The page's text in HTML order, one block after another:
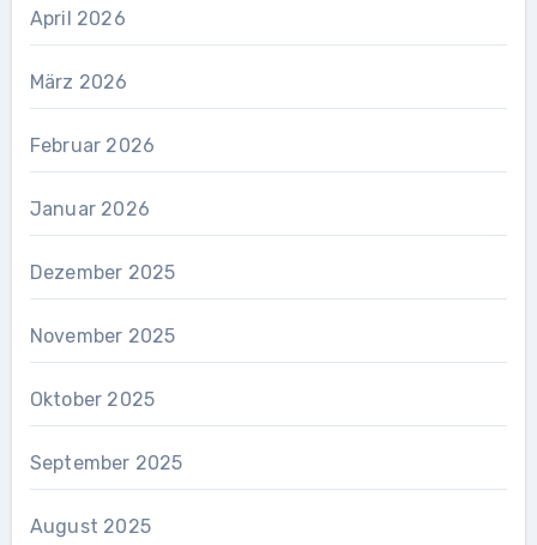
April 2026
März 2026
Februar 2026
Januar 2026
Dezember 2025
November 2025
Oktober 2025
September 2025
August 2025